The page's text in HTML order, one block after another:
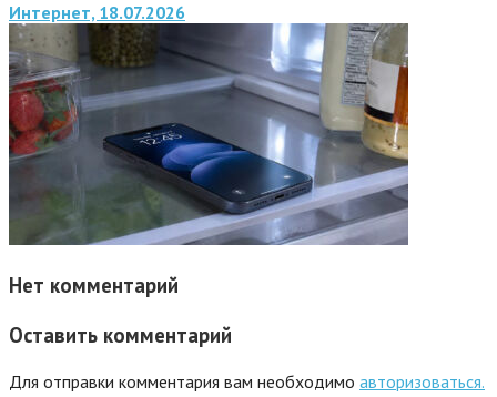
Интернет, 18.07.2026
Нет комментарий
Оставить комментарий
Для отправки комментария вам необходимо авторизоваться.